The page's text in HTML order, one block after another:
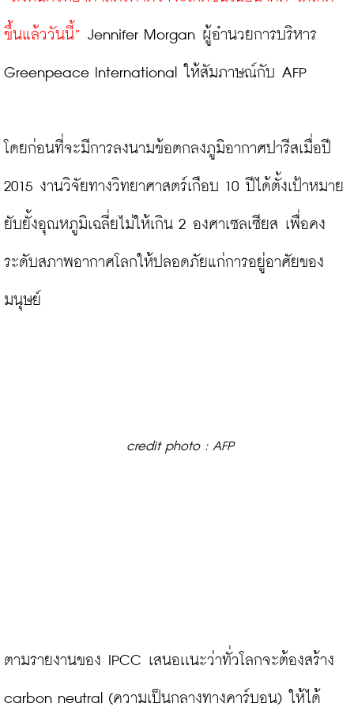
ขึ้นแล้ววันนี้” Jennifer Morgan ผู้อำนวยการบริหาร
Greenpeace International ให้สัมภาษณ์กับ AFP
โดยก่อนที่จะมีการลงนามข้อตกลงภูมิอากาศปารีสเมื่อปี
2015 งานวิจัยทางวิทยาศาสตร์เกือบ 10 ปีได้ตั้งเป้าหมาย
ยับยั้งอุณหภูมิเฉลี่ยไม่ให้เกิน 2 องศาเซลเซียส เพื่อคง
ระดับสภาพอากาศโลกให้ปลอดภัยแก่การอยู่อาศัยของ
มนุษย์
credit photo : AFP
ตามรายงานของ IPCC เสนอเเนะว่าทั่วโลกจะต้องสร้าง
carbon neutral (ความเป็นกลางทางคาร์บอน) ให้ได้